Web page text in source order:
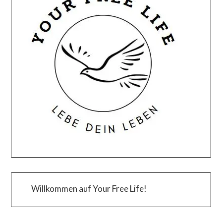
Willkommen auf Your Free Life!